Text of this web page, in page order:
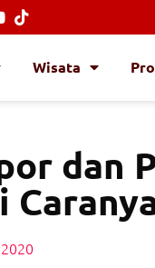
Wisata
dan